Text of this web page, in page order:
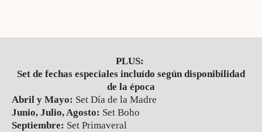
PLUS:
Set de fechas especiales incluído según disponibilidad
de la época
Abril y Mayo: Set Día de la Madre
Junio, Julio, Agosto: Set Boho
Septiembre: Set Primaveral